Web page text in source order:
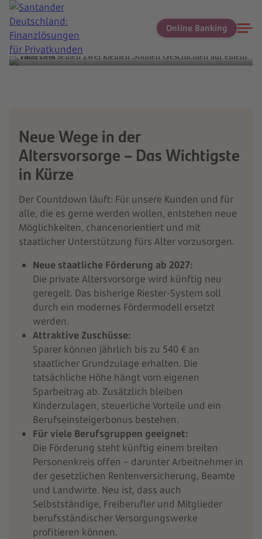
Online Banking
flexibler und für viele Kunden attraktiver.
Neue Wege in der
Altersvorsorge – Das Wichtigste
in Kürze
Der Countdown läuft: Für unsere Kunden und für
alle, die es gerne werden wollen, entstehen neue
Möglichkeiten, chancenorientiert und mit
staatlicher Unterstützung fürs Alter vorzusorgen.
Neue staatliche Förderung ab 2027:
Die private Altersvorsorge wird künftig neu
geregelt. Das bisherige Riester-System soll
durch ein modernes Fördermodell ersetzt
werden.
Attraktive Zuschüsse:
Sparer können jährlich bis zu 540 € an
staatlicher Grundzulage erhalten. Die
tatsächliche Höhe hängt vom eigenen
Sparbeitrag ab. Zusätzlich bleiben
Kinderzulagen, steuerliche Vorteile und ein
Berufseinsteigerbonus bestehen.
Für viele Berufsgruppen geeignet:
Die Förderung steht künftig einem breiten
Personenkreis offen – darunter Arbeitnehmer in
der gesetzlichen Rentenversicherung, Beamte
und Landwirte. Neu ist, dass auch
Selbstständige, Freiberufler und Mitglieder
berufsständischer Versorgungswerke
profitieren können.